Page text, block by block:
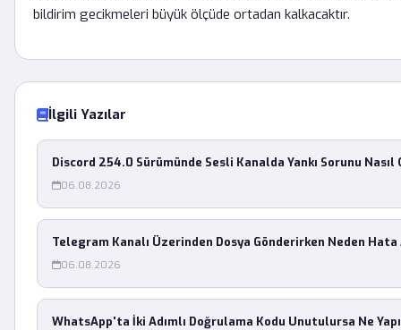
bildirim gecikmeleri büyük ölçüde ortadan kalkacaktır.
İlgili Yazılar
Discord 254.0 Sürümünde Sesli Kanalda Yankı Sorunu Nasıl
06.08.2026
Telegram Kanalı Üzerinden Dosya Gönderirken Neden Hata
06.08.2026
WhatsApp'ta İki Adımlı Doğrulama Kodu Unutulursa Ne